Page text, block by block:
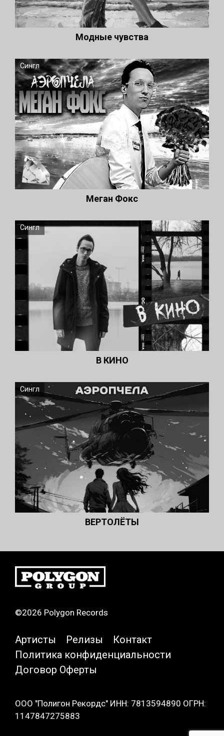
Модные чувства
Сингл
Меган Фокс
Сингл
В КИНО
Сингл
ВЕРТОЛЁТЫ
©2026 Polygon Records
Артисты Релизы
Контакт
Политика конфиденциальности
Договор Оферты
ООО "Полигон Рекордс" ИНН: 7813594890 ОГРН:
1147847275883